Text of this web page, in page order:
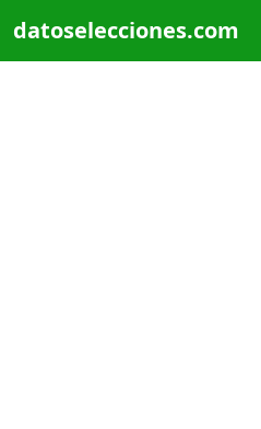
datoselecciones.com